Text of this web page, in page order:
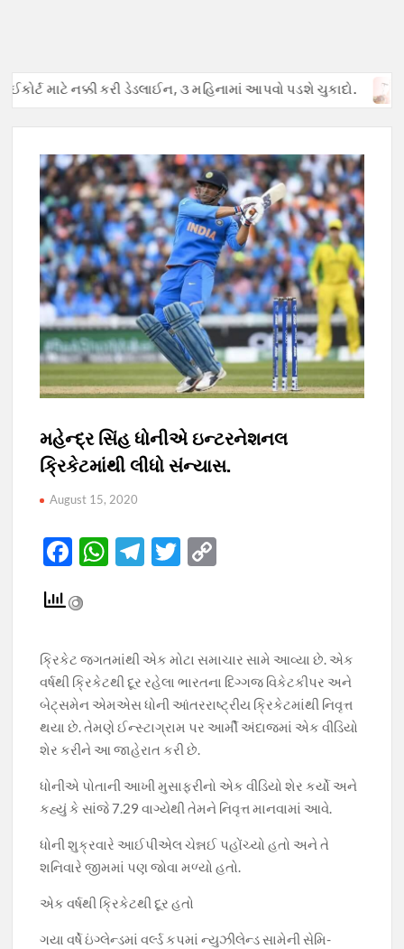
માટે નક્કી કરી ડેડલાઈન, ૩ મહિનામાં આપવો પડશે ચુકાદો.
મહેન્દ્ર સિંહ ધોનીએ ઇન્ટરનેશનલ
ક્રિકેટમાંથી લીધો સંન્યાસ.
August 15, 2020
F
e
o
o
k
W
A
p
p
T
a
m
T
Li
n
k
ક્રિકેટ જગતમાંથી એક મોટા સમાચાર સામે આવ્યા છે. એક
વર્ષથી ક્રિકેટથી દૂર રહેલા ભારતના દિગ્ગજ વિકેટકીપર અને
બેટ્સમેન એમએસ ધોની આંતરરાષ્ટ્રીય ક્રિકેટમાંથી નિવૃત્ત
થયા છે. તેમણે ઈન્સ્ટાગ્રામ પર આર્મી અંદાજમાં એક વીડિયો
શેર કરીને આ જાહેરાત કરી છે.
ધોનીએ પોતાની આખી મુસાફરીનો એક વીડિયો શેર કર્યો અને
કહ્યું કે સાંજે 7.29 વાગ્યેથી તેમને નિવૃત્ત માનવામાં આવે.
ધોની શુક્રવારે આઈપીએલ ચેન્નઈ પહોંચ્યો હતો અને તે
શનિવારે જીમમાં પણ જોવા મળ્યો હતો.
એક વર્ષથી ક્રિકેટથી દૂર હતો
ગયા વર્ષે ઇંગ્લેન્ડમાં વર્લ્ડ કપમાં ન્યુઝીલેન્ડ સામેની સેમિ-